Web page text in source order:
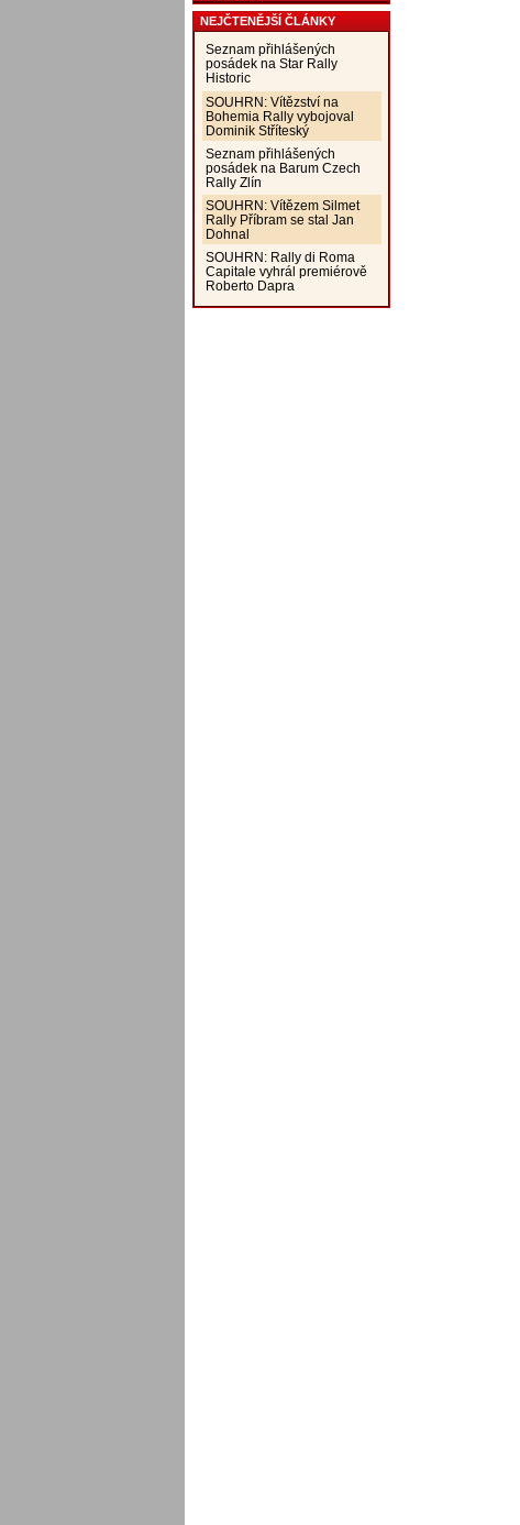
NEJČTENĚJŠÍ ČLÁNKY
Seznam přihlášených
posádek na Star Rally
Historic
SOUHRN: Vítězství na
Bohemia Rally vybojoval
Dominik Stříteský
Seznam přihlášených
posádek na Barum Czech
Rally Zlín
SOUHRN: Vítězem Silmet
Rally Příbram se stal Jan
Dohnal
SOUHRN: Rally di Roma
Capitale vyhrál premiérově
Roberto Dapra